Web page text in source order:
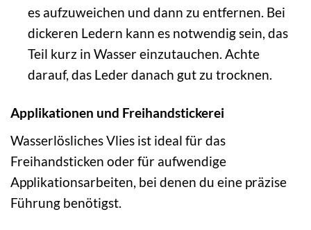
es aufzuweichen und dann zu entfernen. Bei
dickeren Ledern kann es notwendig sein, das
Teil kurz in Wasser einzutauchen. Achte
darauf, das Leder danach gut zu trocknen.
Applikationen und Freihandstickerei
Wasserlösliches Vlies ist ideal für das
Freihandsticken oder für aufwendige
Applikationsarbeiten, bei denen du eine präzise
Führung benötigst.